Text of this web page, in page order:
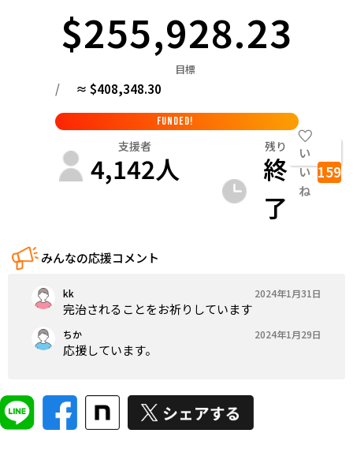
$255,928.23
目標
/ ≈ $408,348.30
FUNDED!
支援者
4,142人
残り
終
了
い
い
ね
159
みんなの応援コメント
kk 2024年1月31日
完治されることをお祈りしています
ちか 2024年1月29日
応援しています。